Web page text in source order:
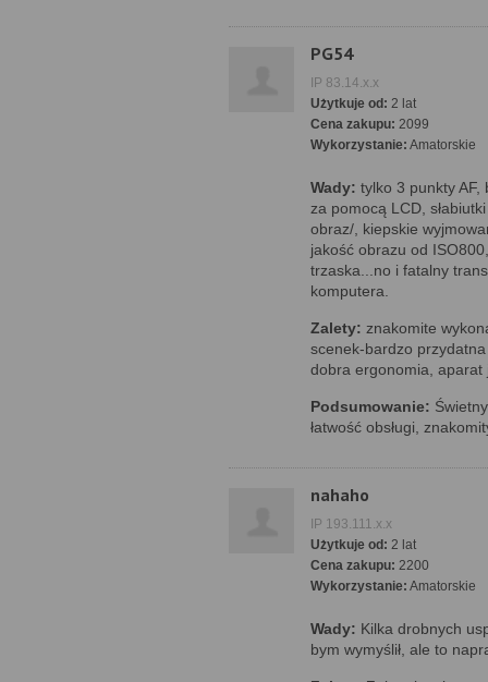
PG54
IP 83.14.x.x
Użytkuje od: 2 lat
Cena zakupu: 2099
Wykorzystanie: Amatorskie
Wady: tylko 3 punkty
za pomocą LCD,
obraz/, kiepskie
jakość obrazu od
trzaska...no i fatalny
komputera.
Zalety: znakomite
scenek-bardzo
dobra ergonomia, aparat
Podsumowanie:
łatwość obsługi,
nahaho
IP 193.111.x.x
Użytkuje od: 2 lat
Cena zakupu: 2200
Wykorzystanie: Amatorskie
Wady: Kilka drobnych
bym wymyślił, ale to